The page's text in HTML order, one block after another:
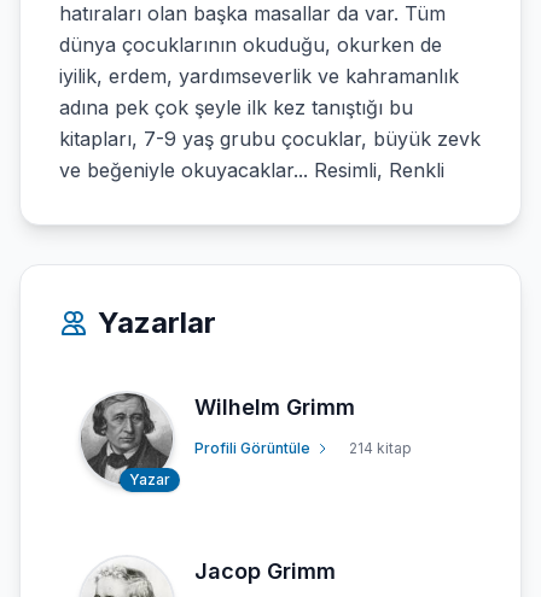
hatıraları olan başka masallar da var. Tüm
dünya çocuklarının okuduğu, okurken de
iyilik, erdem, yardımseverlik ve kahramanlık
adına pek çok şeyle ilk kez tanıştığı bu
kitapları, 7-9 yaş grubu çocuklar, büyük zevk
ve beğeniyle okuyacaklar... Resimli, Renkli
Yazarlar
Yazar
Wilhelm Grimm
Profili Görüntüle 214 kitap
Jacop Grimm